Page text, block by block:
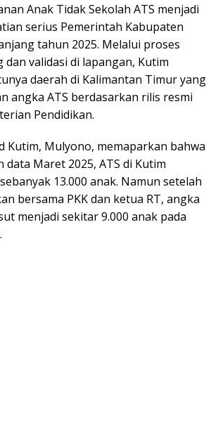
Anak Tidak Sekolah ATS menjadi
serius Pemerintah Kabupaten
tahun 2025. Melalui proses
dan validasi di lapangan, Kutim
daerah di Kalimantan Timur yang
angka ATS berdasarkan rilis resmi
Pendidikan.
Kutim, Mulyono, memaparkan bahwa
data Maret 2025, ATS di Kutim
13.000 anak. Namun setelah
bersama PKK dan ketua RT, angka
menjadi sekitar 9.000 anak pada